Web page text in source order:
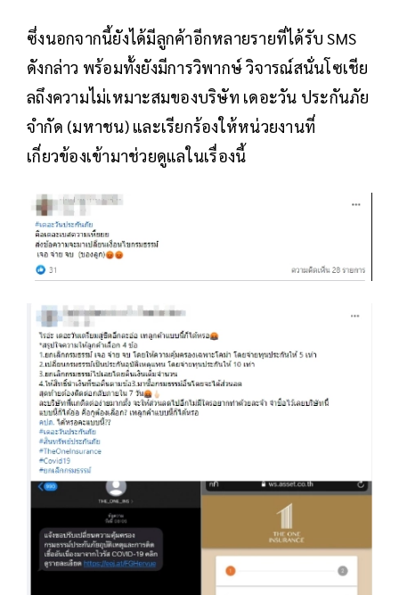
ซึ่งนอกจากนี้ยังได้มีลูกค้าอีกหลายรายที่ได้รับ SMS
ดังกล่าว พร้อมทั้งยังมีการวิพากษ์ วิจารณ์สนั่นโซเชีย
ลถึงความไม่เหมาะสมของบริษัท เดอะวัน ประกันภัย
จำกัด (มหาชน) และเรียกร้องให้หน่วยงานที่
เกี่ยวข้องเข้ามาช่วยดูแลในเรื่องนี้